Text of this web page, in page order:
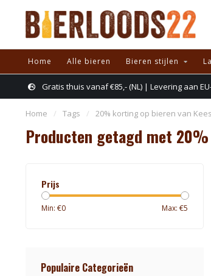
Home Alle bieren Bieren stijlen
Gratis thuis vanaf €85,- (NL) | Levering aan
Home / Tags / 20% korting op bieren van
Producten getagd met
Prijs
Min: €0 Max: €5
Populaire Categorieën